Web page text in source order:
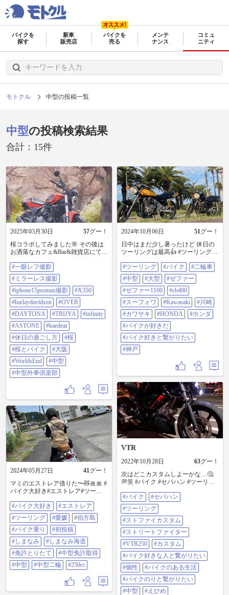
バイクを
探す
新車
販売店
バイクを
売る
メンテ
ナンス
コミュ
ニティ
モトクル 中型の投稿一覧
中型の投稿検索結果
合計：15件
2025年03月30日 57グー！
桜コラボしてみました🌸 その後は
お洒落なカフェ&Bar&雑貨店にてブ
んと楽しくお話して2時間〜 ゆっく
りとした休日 さー帰ろうっと #一
眼レフ撮影#ミラーレス撮影
#iphone15promax撮影
#x350#harlaydavidson #over#daytona
#trijya #infinity #astone#kaedear #休日
の過ごし方#桜 #桜とバイク #大阪
#WorldsEnd#中型#中型外車倶楽部
#一眼レフ撮影
#ミラーレス撮影
#iphone15promax撮影
#X350
#harlaydavidson
#OVER
#DAYTONA
#TRIJYA
#infinity
#ASTONE
#kaedear
#休日の過ごし方
#桜
#桜とバイク
#大阪
#WorldsEnd
#中型
#中型外車倶楽部
2024年10月06日 51グー！
日中はまだ少し暑ったけど 休日の
ツーリングは最高👍 #ツーリング #
ー#ゼファー1100 #CB400#スーフォ
ワ #kawasaki#川崎#カワサキ
#HONDA#ホンダ #バイクが好きだ
#バイク好きと繋がりたい #神戸
#ツーリング #バイク
#二輪車
#中型
#大型
#ゼファー
#ゼファー1100
#cb400
#スーフォワ
#Kawasaki
#川崎
#カワサキ
#HONDA
#ホンダ
#バイクが好きだ
#バイク好きと繋がりたい
#神戸
2024年05月27日 41グー！
マミのエストレア借りた〜🧸🎀🎀 #
バイク大好き#エストレア#ツーリ
投稿#しまなみ#しまなみ海道 #免許
とりたて#中型免許取得#中型#中型
二輪#250cc
#バイク大好き
#エストレア
#ツーリング
#愛媛
#伯方島
#バイク乗り
#初投稿
#しまなみ
#しまなみ海道
#免許とりたて
#中型免許取得
#中型
#中型二輪 #250cc
VTR
2022年10月28日 63グー！
次はどこカスタムしよーかな…🤔
💭笑 #バイク #セパハン #ツーリン
トファイター #vtr250 #カスタム #バ
イク好きな人と繋がりたい #個性 #
ばいくのある生活 #ばいくのりと繋
がりたい #中型 #えひめ #カフェレ
ーサー #バイク男子 #いいね返し #
ホンダ #HONDA
#バイク
#セパハン
#ツーリング
#ストファイカスタム
#ストリートファイター
#VTR250
#カスタム
#バイク好きな人と繋がりたい
#個性
#バイクのある生活
#バイクのりと繋がりたい
#中型
#えひめ